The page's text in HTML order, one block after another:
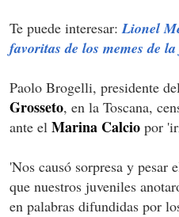
Te puede interesar: Lionel
favoritas de los memes de
Paolo Brogelli, presidente
Grosseto, en la Toscana,
ante el Marina Calcio por
'Nos causó sorpresa y pesar
que nuestros juveniles
en palabras difundidas por